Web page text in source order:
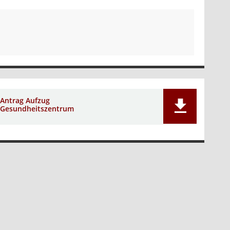
Antrag Aufzug
Gesundheitszentrum